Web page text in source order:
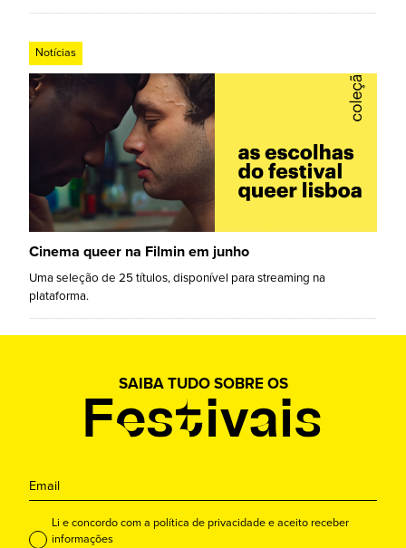
Notícias
Cinema queer na Filmin em junho
Uma seleção de 25 títulos, disponível para streaming na
plataforma.
SAIBA TUDO SOBRE OS
Li e concordo com a política de privacidade e aceito receber
informações